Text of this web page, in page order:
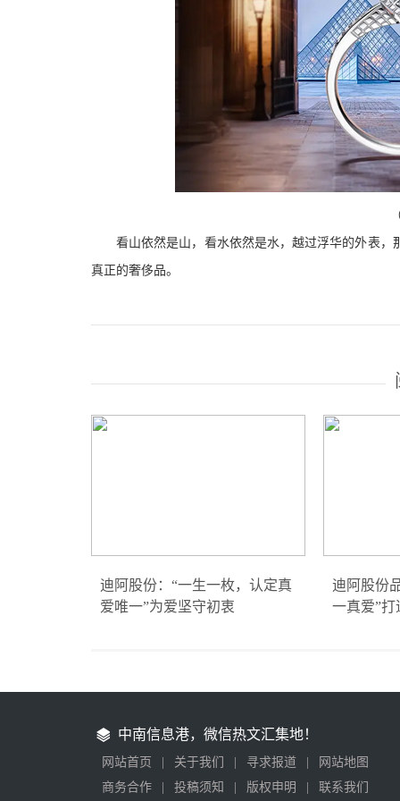
看山依然是山，看水依然是水，越过浮华的外表
真正的奢侈品。
迪阿股份：“一生一枚，认定真
爱唯一”为爱坚守初衷
迪阿股份
一真爱”
中南信息港，微信热文汇集地！
网站首页 关于我们 寻求报道
网站地图
商务合作
投稿须知 版权申明 联系我们